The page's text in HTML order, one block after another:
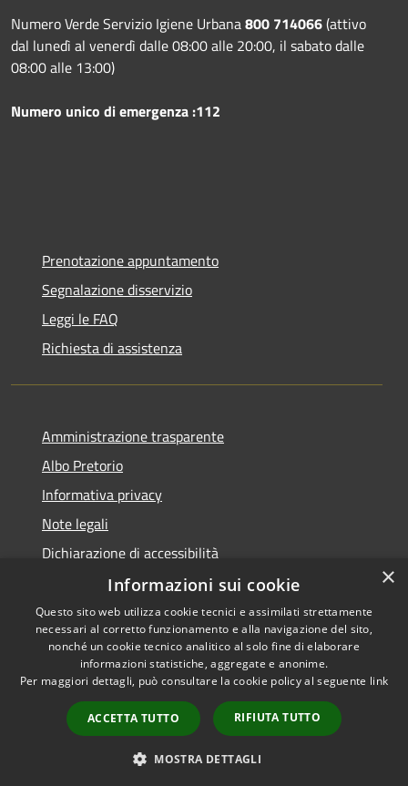
Numero Verde Servizio Igiene Urbana800 714066(attivo
dal lunedì al venerdì dalle 08:00 alle 20:00, il sabato dalle
08:00 alle 13:00)
Numero unico di emergenza :112
Prenotazione appuntamento
Segnalazione disservizio
Leggi le FAQ
Richiesta di assistenza
Amministrazione trasparente
Albo Pretorio
Informativa privacy
Note legali
Dichiarazione di accessibilità
Accessibilità
Privacy
Mappa del sito
Copyright © 2026 • Comune di
Spinadesco • Powered by
Municipium•Accesso
redazione
×
Informazioni sui cookie
Questo sito web utilizza cookie tecnici e assimilati strettamente
necessari al corretto funzionamento e alla navigazione del sito,
nonché un cookie tecnico analitico al solo fine di elaborare
informazioni statistiche, aggregate e anonime.
Per maggiori dettagli, può consultare la cookie policy al seguente link
ACCETTA TUTTO RIFIUTA TUTTO
MOSTRA DETTAGLI